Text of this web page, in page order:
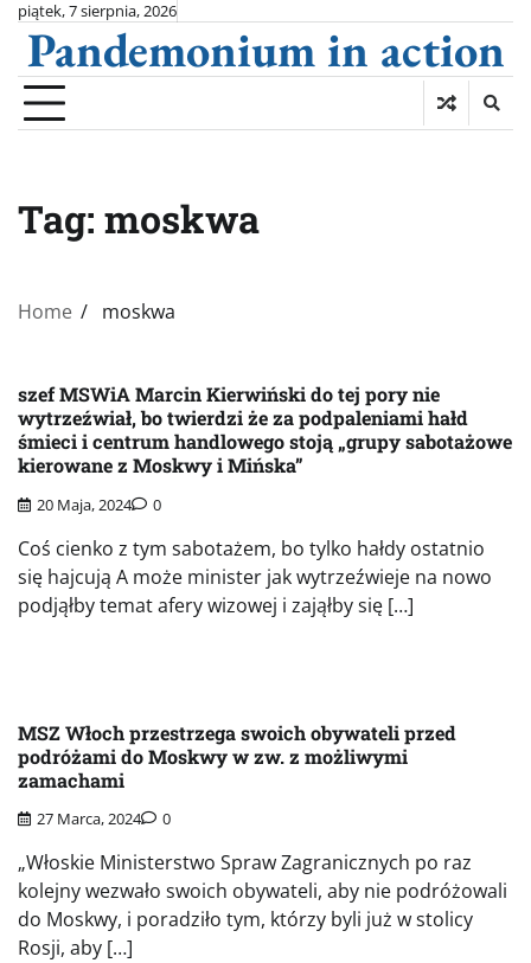
Skip
content
piątek, 7 sierpnia, 2026
Pandemonium in action
Tag: moskwa
Home moskwa
szef MSWiA Marcin Kierwiński do tej pory nie
wytrzeźwiał, bo twierdzi że za podpaleniami hałd
śmieci i centrum handlowego stoją „grupy sabotażowe
kierowane z Moskwy i Mińska”
20 Maja, 2024 0
Coś cienko z tym sabotażem, bo tylko hałdy ostatnio
się hajcują A może minister jak wytrzeźwieje na nowo
podjąłby temat afery wizowej i zająłby się […]
MSZ Włoch przestrzega swoich obywateli przed
podróżami do Moskwy w zw. z możliwymi
zamachami
27 Marca, 2024 0
„Włoskie Ministerstwo Spraw Zagranicznych po raz
kolejny wezwało swoich obywateli, aby nie podróżowali
do Moskwy, i poradziło tym, którzy byli już w stolicy
Rosji, aby […]